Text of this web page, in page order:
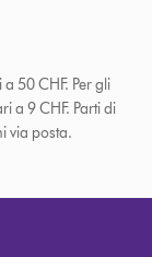
50 CHF. Per gli
a 9 CHF. Parti di
via posta.